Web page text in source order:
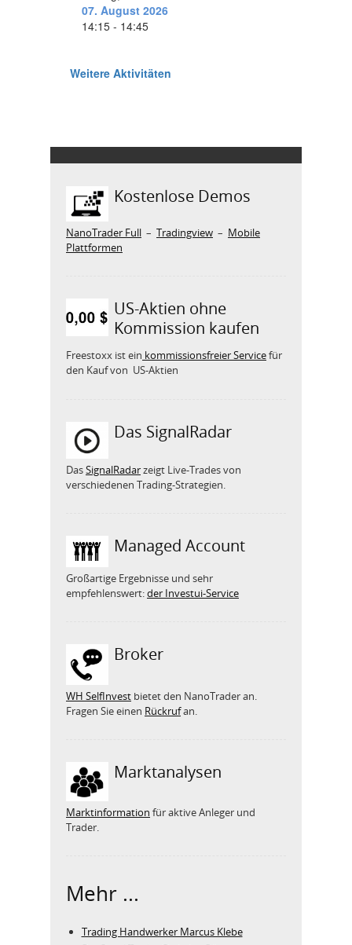
Kostenlose Demos
NanoTrader Full – Tradingview – Mobile
Plattformen
US-Aktien ohne
Kommission kaufen
Freestoxx ist ein kommissionsfreier Servicefür
den Kauf von US-Aktien
Das SignalRadar
DasSignalRadarzeigt Live-Trades von
verschiedenen Trading-Strategien.
Managed Account
Großartige Ergebnisse und sehr
empfehlenswert:der Investui-Service
Broker
WH SelfInvest bietet den NanoTrader an.
Fragen Sie einen Rückrufan.
Marktanalysen
Marktinformation für aktive Anleger und
Trader.
Mehr ...
Trading Handwerker Marcus Klebe